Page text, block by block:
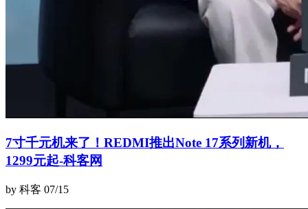
7寸千元机来了！REDMI推出Note 17系列新机，
1299元起-科客网
by 科客 07/15